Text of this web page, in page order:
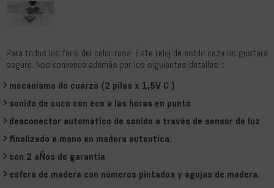
Para todos los fans del color rosa: Este reloj de estilo caza os gustará
seguro. Nos convence además por los siguientes detalles ::
mecanismo de cuarzo (2 pilas x 1,5V C )
sonido de cuco con eco a las horas en punto
desconector automático de sonido a través de sensor de luz
finalizado a mano en madera autentica.
con 2 aÑos de garantía
esfera de madera con números pintados y agujas de madera.